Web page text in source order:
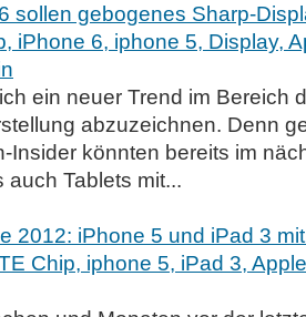
sollen gebogenes Sharp-
iPhone 6, iphone 5, Display,
ein neuer Trend im Bereich
abzuzeichnen. Denn
Insider könnten bereits im
auch Tablets mit...
2012: iPhone 5 und iPad 3 mit
Chip, iphone 5, iPad 3,